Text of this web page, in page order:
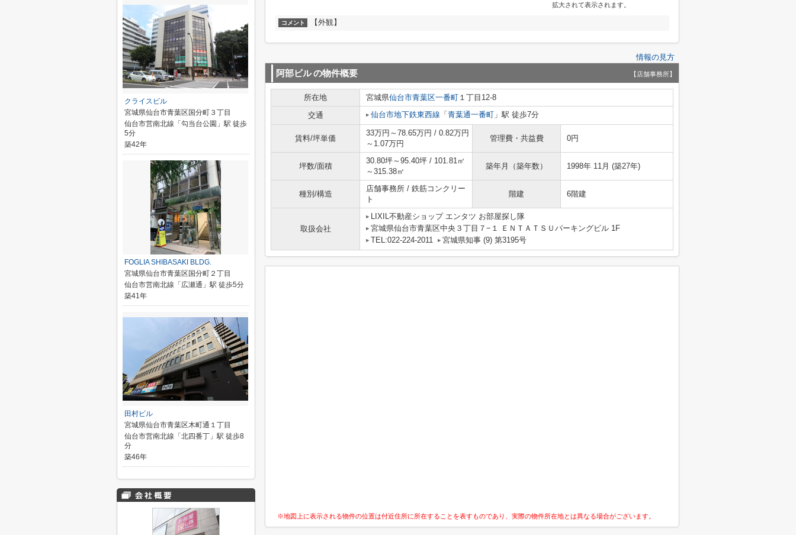
拡大されて表示されます。
コメント 【外観】
情報の見方
阿部ビルの物件概要 【店舗事務所】
所在地 宮城県仙台市青葉区一番町 １丁目12-8
交通
仙台市地下鉄東西線 「 青葉通一番町 」駅 徒歩7分
賃料/坪単価
33万円～78.65万円 / 0.82万円
～1.07万円
管理費・共益費 0円
坪数/面積
30.80坪～95.40坪 / 101.81㎡
～315.38㎡
築年月（築年数） 1998年 11月 (築27年)
種別/構造
店舗事務所 / 鉄筋コンクリー
ト
階建 6階建
取扱会社
LIXIL不動産ショップ エンタツ お部屋探し隊
宮城県仙台市青葉区中央３丁目７−１ ＥＮＴＡＴＳＵパーキングビル 1F
TEL:022-224-2011
宮城県知事 (9) 第3195号
※地図上に表示される物件の位置は付近住所に所在することを表すものであり、実際の物件所在地とは異なる場合がございます。
クライスビル
宮城県仙台市青葉区国分町３丁目
仙台市営南北線「勾当台公園」駅 徒歩
5分
築42年
FOGLIA SHIBASAKI BLDG.
宮城県仙台市青葉区国分町２丁目
仙台市営南北線「広瀬通」駅 徒歩5分
築41年
田村ビル
宮城県仙台市青葉区木町通１丁目
仙台市営南北線「北四番丁」駅 徒歩8
分
築46年